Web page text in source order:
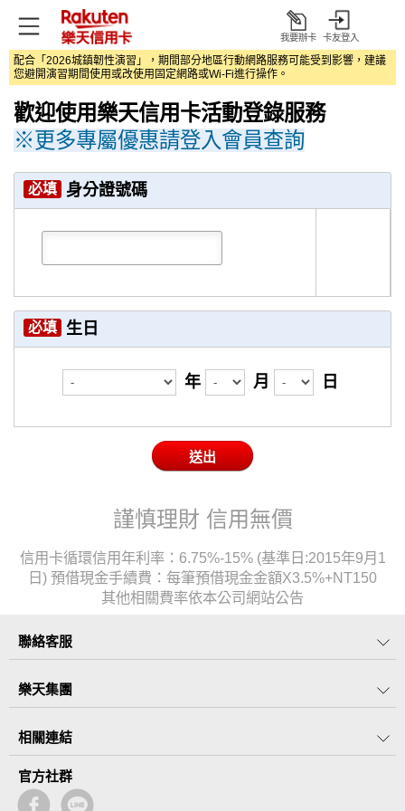
打
開
我要辦卡 卡友登入
配合「2026城鎮韌性演習」，期間部分地區行動網路服務可能受到影響，建議
您避開演習期間使用或改使用固定網路或Wi‑Fi進行操作。
歡迎使用樂天信用卡活動登錄服務
※更多專屬優惠請登入會員查詢
必填 身分證號碼
必填 生日
年 月 日
謹慎理財 信用無價
信用卡循環信用年利率：6.75%-15% (基準日:2015年9月1
日) 預借現金手續費：每筆預借現金金額X3.5%+NT150
其他相關費率依本公司網站公告
聯絡客服
樂天集團
相關連結
官方社群